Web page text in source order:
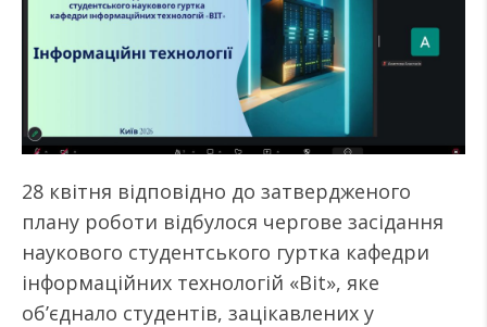
28 квітня відповідно до затвердженого
плану роботи відбулося чергове засідання
наукового студентського гуртка кафедри
інформаційних технологій «Bit», яке
об’єднало студентів, зацікавлених у